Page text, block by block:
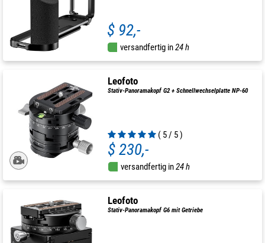
$ 92,-
versandfertig in24 h
Leofoto
Stativ-Panoramakopf G2 + Schnellwechselplatte NP-60
( 5 / 5 )
$ 230,-
versandfertig in24 h
Leofoto
Stativ-Panoramakopf G6 mit Getriebe